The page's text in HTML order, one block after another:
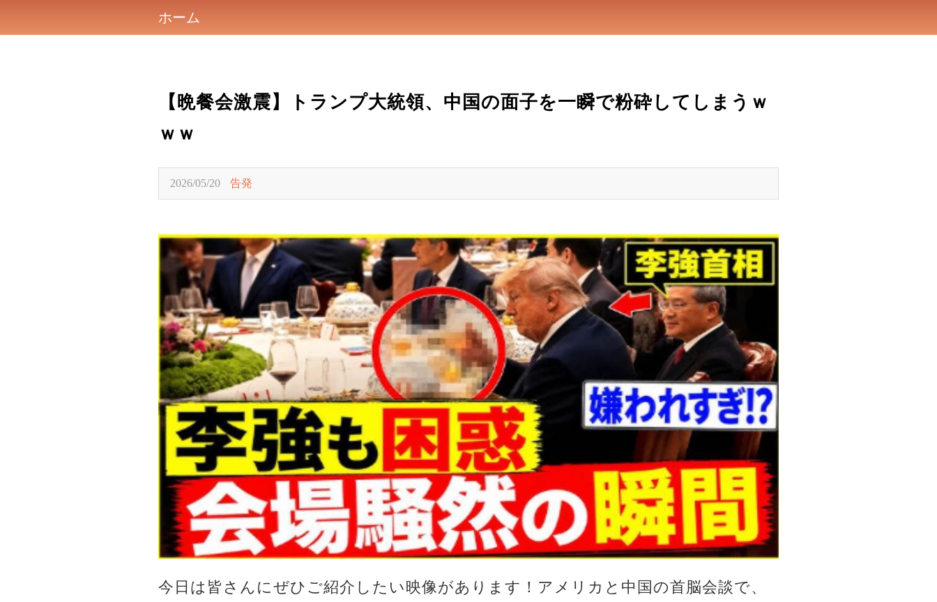
ホーム
【晩餐会激震】トランプ大統領、中国の面子を一瞬で粉砕してしまうｗ
ｗｗ
2026/05/20 告発
今日は皆さんにぜひご紹介したい映像があります！アメリカと中国の首脳会談で、